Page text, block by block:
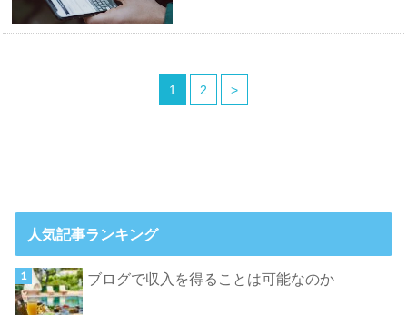
1 2 >
人気記事ランキング
ブログで収入を得ることは可能なのか